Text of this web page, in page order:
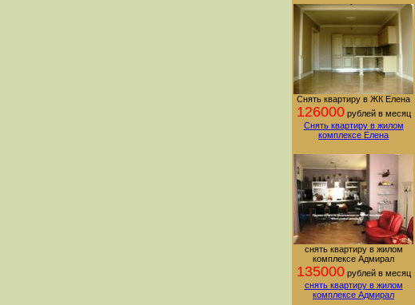
Снять квартиру в ЖК Елена
126000рублей в месяц
Снять квартиру в жилом
комплексе Елена
снять квартиру в жилом
комплексе Адмирал
135000рублей в месяц
снять квартиру в жилом
комплексе Адмирал